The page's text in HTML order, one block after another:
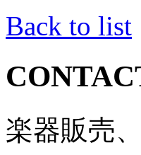
Back to list
楽器販売